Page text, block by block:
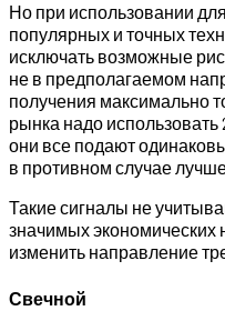
Но при использовании
популярных и точных
исключать возможные
не в предполагаемом
получения максимально
рынка надо
они все подают
в противном случае
Такие сигналы не
значимых экономических
изменить направление
Свечной